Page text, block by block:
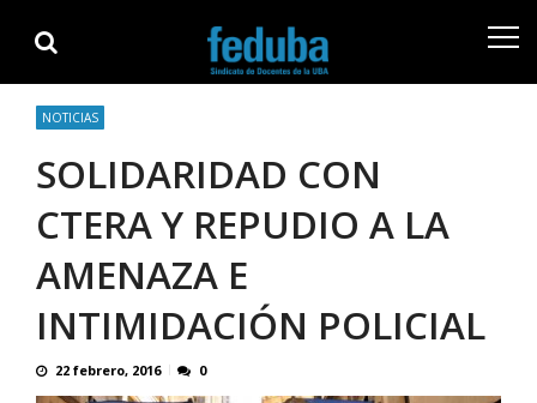
navigation
content
NOTICIAS
SOLIDARIDAD CON
CTERA Y REPUDIO A LA
AMENAZA E
INTIMIDACIÓN POLICIAL
22 febrero, 2016 0